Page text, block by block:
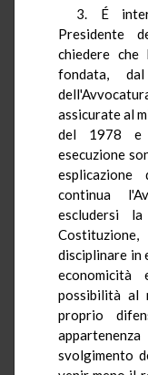
3. É
Presidente
chiedere che
fondata,
assicurate al
del 1978 e
esecuzione
continua
escludersi
disciplinare in
possibilità al
proprio
svolgimento